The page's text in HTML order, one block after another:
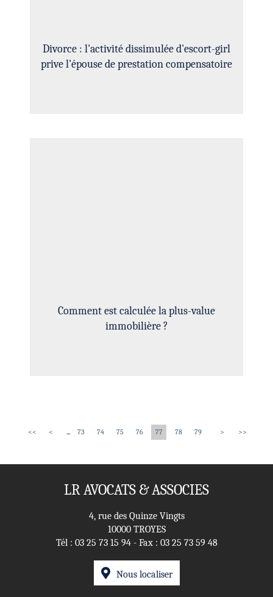
Divorce : l'activité dissimulée d'escort-girl
prive l'épouse de prestation compensatoire
Comment est calculée la plus-value
immobilière ?
<< < ... 73 74 75 76 77 78 79 > >>
LR AVOCATS & ASSOCIES
4, rue des Quinze Vingts
10000 TROYES
Tél : 03 25 73 15 94- Fax : 03 25 73 59 48
Nous localiser